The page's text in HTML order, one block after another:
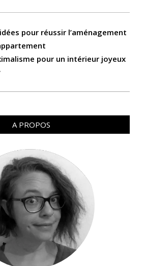
pour réussir l’aménagement
pour un intérieur joyeux
A PROPOS